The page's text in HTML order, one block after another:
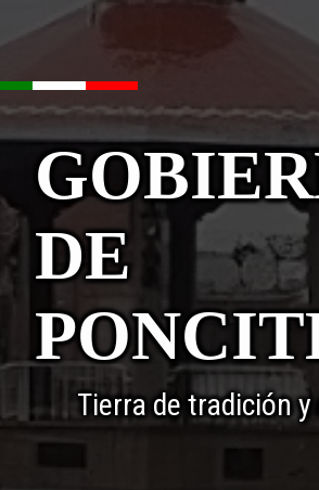
DE
Tierra de tradición